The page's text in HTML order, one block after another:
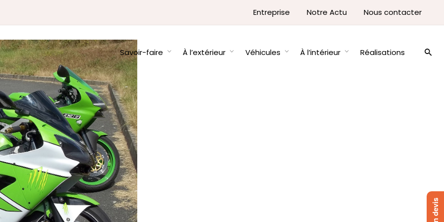
Entreprise Notre Actu Nous contacter
Savoir-faire À l’extérieur Véhicules À l’intérieur Réalisations